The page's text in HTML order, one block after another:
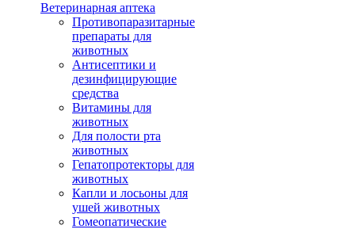
Ветеринарная аптека
Противопаразитарные
препараты для
животных
Антисептики и
дезинфицирующие
средства
Витамины для
животных
Для полости рта
животных
Гепатопротекторы для
животных
Капли и лосьоны для
ушей животных
Гомеопатические